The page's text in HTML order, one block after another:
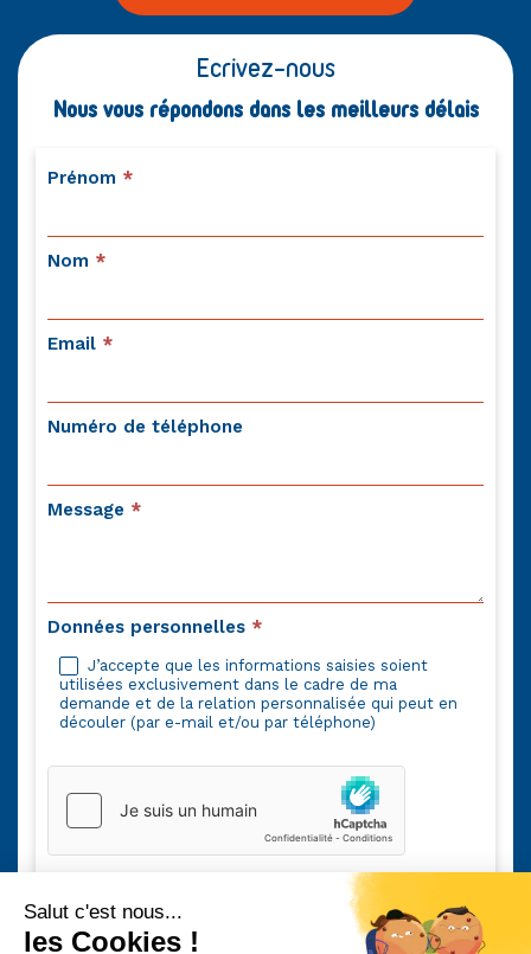
Ecrivez-nous
Nous vous répondons dans les meilleurs délais
Contactez-
Prénom *
Nom *
Email *
Numéro de téléphone
Message *
Données personnelles *
J’accepte que les informations saisies soient
utilisées exclusivement dans le cadre de ma
demande et de la relation personnalisée qui peut en
découler (par e-mail et/ou par téléphone)
Envoyer